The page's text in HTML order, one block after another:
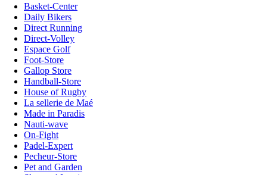
Basket-Center
Daily Bikers
Direct Running
Direct-Volley
Espace Golf
Foot-Store
Gallop Store
Handball-Store
House of Rugby
La sellerie de Maé
Made in Paradis
Nauti-wave
On-Fight
Padel-Expert
Pecheur-Store
Pet and Garden